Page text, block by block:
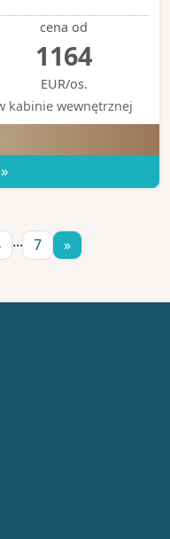
cena od
1164
EUR/os.
kabinie wewnętrznej
»
... 7 »